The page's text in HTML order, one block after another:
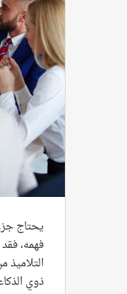
يحتاج
فهمه،
ذوي